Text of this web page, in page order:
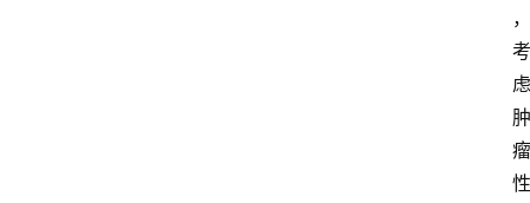
，
考
虑
肿
瘤
性